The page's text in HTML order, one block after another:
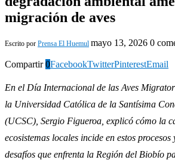
migración de aves
Escrito por Prensa El Huemul mayo 13, 2026 0
Compartir 0FacebookTwitterPinterestEmail
En el Día Internacional de las Aves
la Universidad Católica de la Santísima
(UCSC), Sergio Figueroa, explicó cómo la
ecosistemas locales incide en estos
desafíos que enfrenta la Región del Biobío